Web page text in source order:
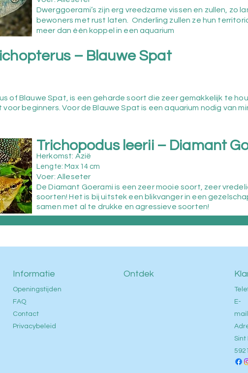
Dwerggoerami’s zijn erg vreedzame vissen en zullen, zo
bewoners met rust laten. Onderling zullen ze hun
meer dan één koppel in een aquarium
– Blauwe Spat
of Blauwe Spat, is een geharde soort die zeer gemakkelijk te
beginners. Voor de Blauwe Spat is een aquarium nodig van
Trichopodus leerii – Diamant
Herkomst: Azië
Lengte: Max 14 cm
Voer: Alleseter
De Diamant Goerami is een zeer mooie soort, zeer
soorten! Het is bij uitstek een blikvanger in een
samen met al te drukke en agressieve soorten!
Informatie
Openingstijden
FAQ
Contact
Privacybeleid
Ontdek
E-
Sint